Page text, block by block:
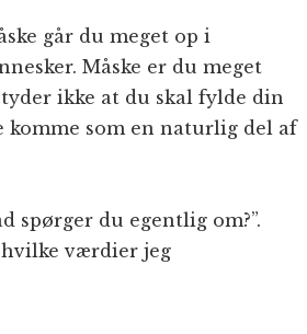
går du meget op i
Måske er du meget
ikke at du skal fylde din
som en naturlig del af
spørger du egentlig om?”.
værdier jeg